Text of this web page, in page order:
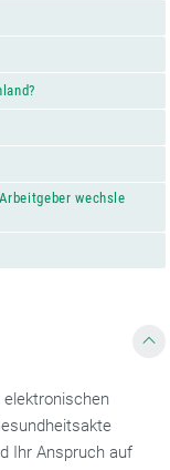
wechsle
Ihr Anspruch auf